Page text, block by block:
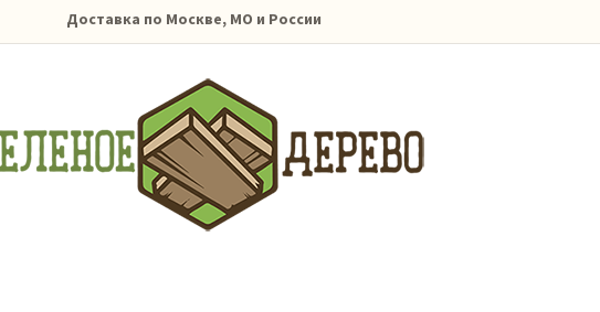
Доставка по Москве, МО и России